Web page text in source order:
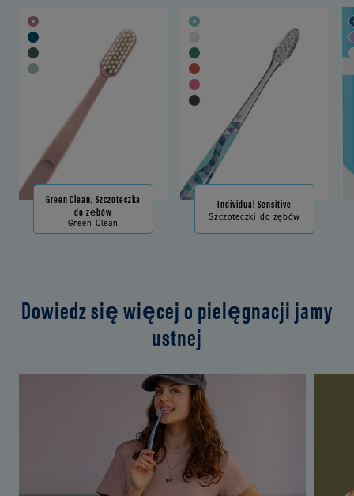
Green Clean, Szczoteczka
do zębów
Green Clean
Individual Sensitive
Szczoteczki do zębów
Dowiedz się więcej o pielęgnacji jamy
ustnej